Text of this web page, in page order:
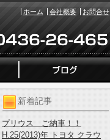
ホーム 会社概要 お問合せ
新着記事
プリウス ご納車！！
H.25(2013)年 トヨタ クラウ